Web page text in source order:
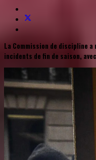
La Commission de discipline
incidents de fin de saison,